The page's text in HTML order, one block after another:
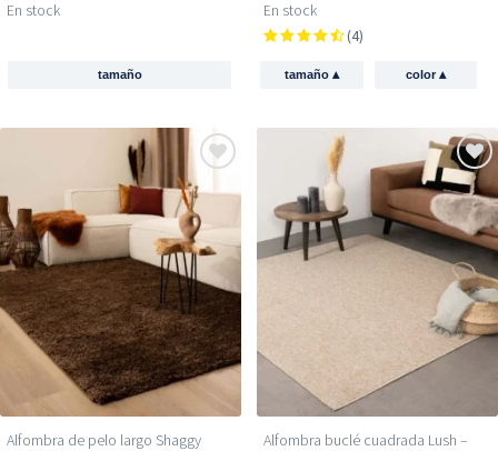
En stock
tamaño
En stock
(4)
tamaño ▴ color▴
Alfombra de pelo largo Shaggy
Alfombra buclé cuadrada Lush –